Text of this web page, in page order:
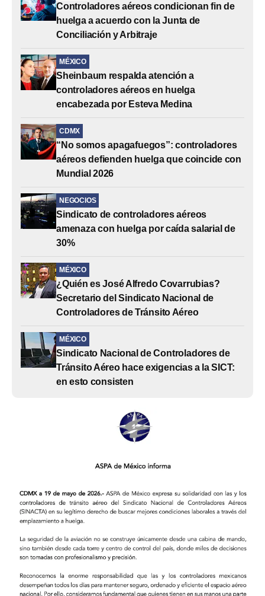
Controladores aéreos condicionan fin de
huelga a acuerdo con la Junta de
Conciliación y Arbitraje
MÉXICO
Sheinbaum respalda atención a
controladores aéreos en huelga
encabezada por Esteva Medina
CDMX
“No somos apagafuegos”: controladores
aéreos defienden huelga que coincide con
Mundial 2026
NEGOCIOS
Sindicato de controladores aéreos
amenaza con huelga por caída salarial de
30%
MÉXICO
¿Quién es José Alfredo Covarrubias?
Secretario del Sindicato Nacional de
Controladores de Tránsito Aéreo
MÉXICO
Sindicato Nacional de Controladores de
Tránsito Aéreo hace exigencias a la SICT:
en esto consisten